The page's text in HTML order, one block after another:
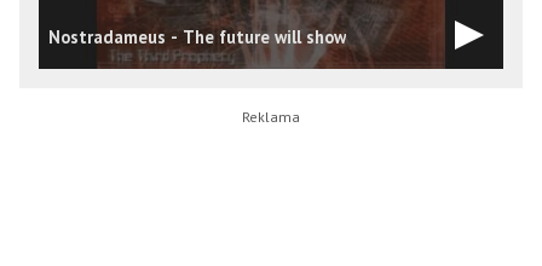
Nostradameus - The future will show